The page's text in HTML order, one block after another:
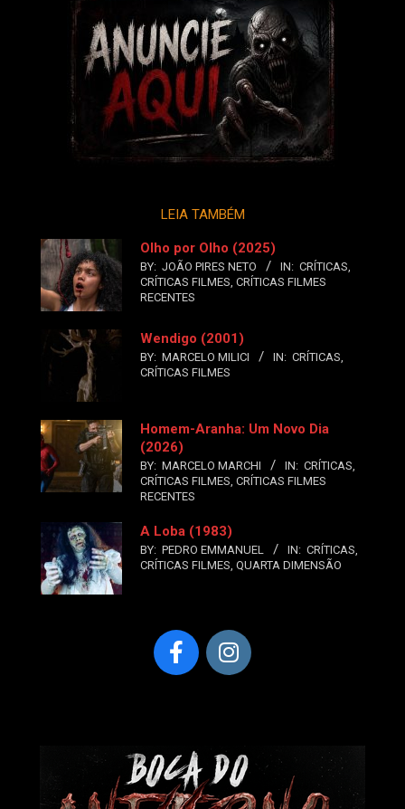
LEIA TAMBÉM
Olho por Olho (2025)
BY: JOÃO PIRES NETO IN: CRÍTICAS,
CRÍTICAS FILMES, CRÍTICAS FILMES
RECENTES
Wendigo (2001)
BY: MARCELO MILICI IN: CRÍTICAS,
CRÍTICAS FILMES
Homem-Aranha: Um Novo Dia
(2026)
BY: MARCELO MARCHI IN: CRÍTICAS,
CRÍTICAS FILMES, CRÍTICAS FILMES
RECENTES
A Loba (1983)
BY: PEDRO EMMANUEL IN: CRÍTICAS,
CRÍTICAS FILMES, QUARTA DIMENSÃO